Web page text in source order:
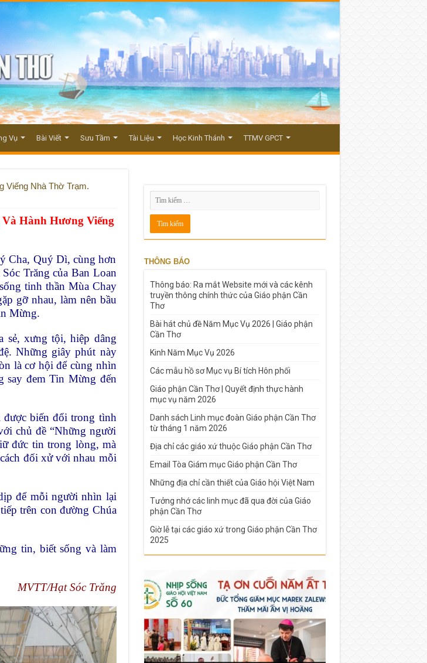
Vụ Bài Viết Sưu Tầm Tài Liệu Học Kinh Thánh TTMV GPCT
Viếng Nhà Thờ Trạm.
Hành Hương Viếng
Cha, Quý Dì, cùng hơn
Trăng của Ban Loan
tinh thần Mùa Chay
gỡ nhau, làm nên bầu
Mừng.
sẻ, xưng tội, hiệp dâng
Những giây phút này
là cơ hội để cùng nhìn
say đem Tin Mừng đến
biến đổi trong tình
chủ đề “Những người
đức tin trong lòng, mà
đối xử với nhau mỗi
để mỗi người nhìn lại
trên con đường Chúa
tin, biết sống và làm
MVTT/Hạt Sóc Trăng
THÔNG BÁO
Thông báo: Ra mắt Website mới và các kênh
truyền thông chính thức của Giáo phận Cần
Thơ
Bài hát chủ đề Năm Mục Vụ 2026 | Giáo phận
Cần Thơ
Kinh Năm Mục Vụ 2026
Các mẫu hồ sơ Mục vụ Bí tích Hôn phối
Giáo phận Cần Thơ | Quyết định thực hành
mục vụ năm 2026
Danh sách Linh mục đoàn Giáo phận Cần Thơ
từ tháng 1 năm 2026
Địa chỉ các giáo xứ thuộc Giáo phận Cần Thơ
Email Tòa Giám mục Giáo phận Cần Thơ
Những địa chỉ cần thiết của Giáo hội Việt Nam
Tưởng nhớ các linh mục đã qua đời của Giáo
phận Cần Thơ
Giờ lễ tại các giáo xứ trong Giáo phận Cần Thơ
2025